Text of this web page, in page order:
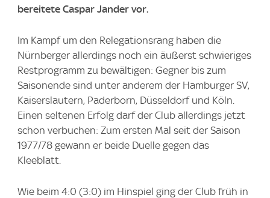
bereitete Caspar Jander vor.
Im Kampf um den Relegationsrang haben die
Nürnberger allerdings noch ein äußerst schwieriges
Restprogramm zu bewältigen: Gegner bis zum
Saisonende sind unter anderem der Hamburger SV,
Kaiserslautern, Paderborn, Düsseldorf und Köln.
Einen seltenen Erfolg darf der Club allerdings jetzt
schon verbuchen: Zum ersten Mal seit der Saison
1977/78 gewann er beide Duelle gegen das
Kleeblatt.
Wie beim 4:0 (3:0) im Hinspiel ging der Club früh in